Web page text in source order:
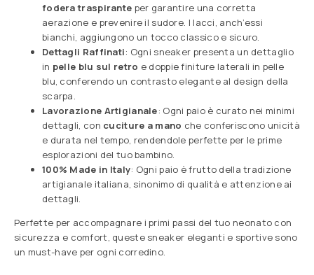
fodera traspirante per garantire una corretta
aerazione e prevenire il sudore. I lacci, anch’essi
bianchi, aggiungono un tocco classico e sicuro.
Dettagli Raffinati: Ogni sneaker presenta un dettaglio
in pelle blu sul retro e doppie finiture laterali in pelle
blu, conferendo un contrasto elegante al design della
scarpa.
Lavorazione Artigianale: Ogni paio è curato nei minimi
dettagli, con cuciture a mano che conferiscono unicità
e durata nel tempo, rendendole perfette per le prime
esplorazioni del tuo bambino.
100% Made in Italy: Ogni paio è frutto della tradizione
artigianale italiana, sinonimo di qualità e attenzione ai
dettagli.
Perfette per accompagnare i primi passi del tuo neonato con
sicurezza e comfort, queste sneaker eleganti e sportive sono
un must-have per ogni corredino.